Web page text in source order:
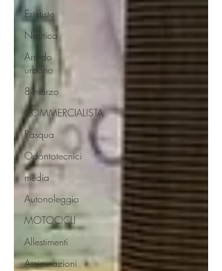
Estetiste
Nautica
Arredo
urbano
8 marzo
COMMERCIALISTA
Pasqua
Odontotecnici
media
Autonoleggio
MOTOCICLI
Allestimenti
Assicurazioni